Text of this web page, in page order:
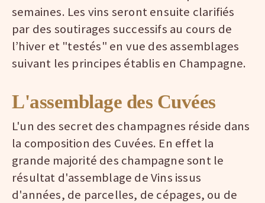
semaines. Les vins seront ensuite clarifiés
par des soutirages successifs au cours de
l’hiver et "testés" en vue des assemblages
suivant les principes établis en Champagne.
L'assemblage des Cuvées
L'un des secret des champagnes réside dans
la composition des Cuvées. En effet la
grande majorité des champagne sont le
résultat d'assemblage de Vins issus
d'années, de parcelles, de cépages, ou de